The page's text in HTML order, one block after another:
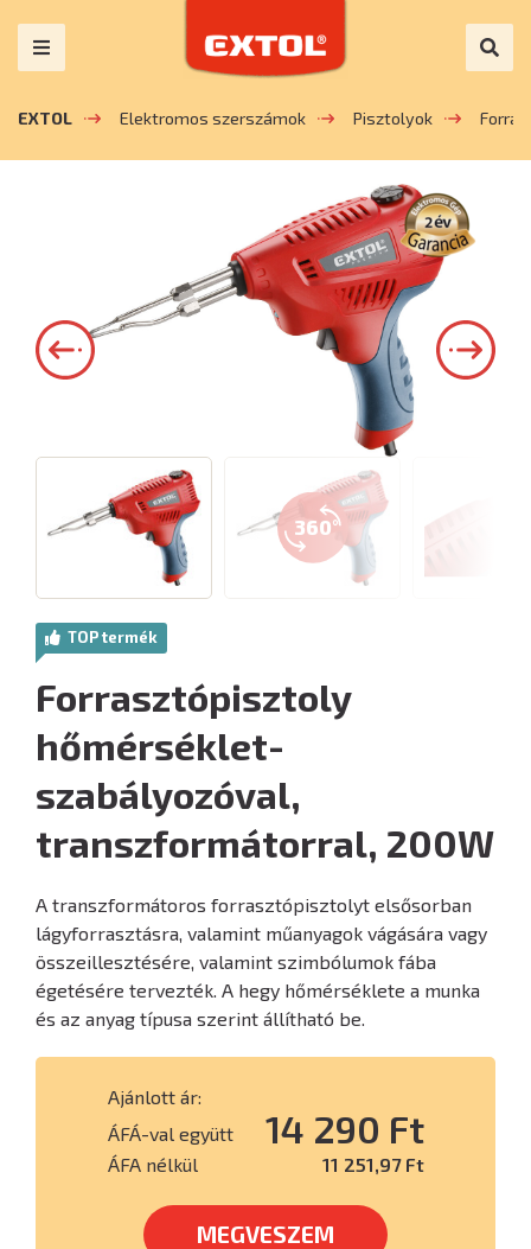
EXTOL Elektromos szerszámok Pisztolyok
360°
TOP termék
Forrasztópisztoly
hőmérséklet-
szabályozóval,
transzformátorral, 200W
A transzformátoros forrasztópisztolyt elsősorban
lágyforrasztásra, valamint műanyagok vágására vagy
összeillesztésére, valamint szimbólumok fába
égetésére tervezték. A hegy hőmérséklete a munka
és az anyag típusa szerint állítható be.
Ajánlott ár:
ÁFÁ-val együtt
14 290 Ft
ÁFA nélkül 11 251,97 Ft
MEGVESZEM